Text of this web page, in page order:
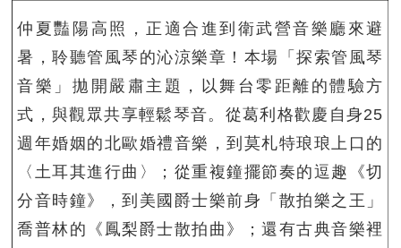
仲夏豔陽高照，正適合進到衛武營音樂廳來避
暑，聆聽管風琴的沁涼樂章！本場「探索管風琴
音樂」拋開嚴肅主題，以舞台零距離的體驗方
式，與觀眾共享輕鬆琴音。從葛利格歡慶自身25
週年婚姻的北歐婚禮音樂，到莫札特琅琅上口的
〈土耳其進行曲〉；從重複鐘擺節奏的逗趣《切
分音時鐘》，到美國爵士樂前身「散拍樂之王」
喬普林的《鳳梨爵士散拍曲》；還有古典音樂裡